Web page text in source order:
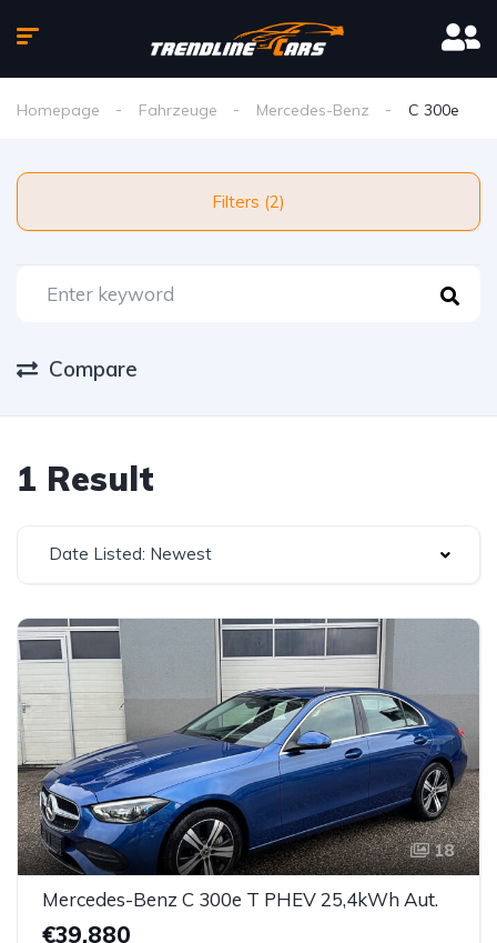
Homepage Fahrzeuge Mercedes-Benz C 300e
Filters (2)
Compare
1 Result
Date Listed: Newest
18
Mercedes-Benz C 300e T PHEV 25,4kWh Aut.
€39.880